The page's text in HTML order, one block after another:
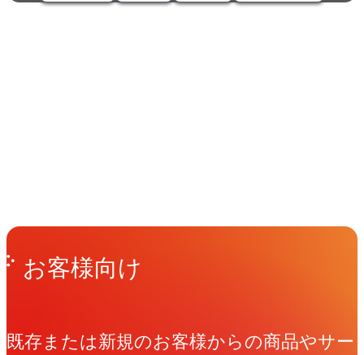
Get in Touchお問い合わせ
お客様向け
既存または新規のお客様からの商品やサー